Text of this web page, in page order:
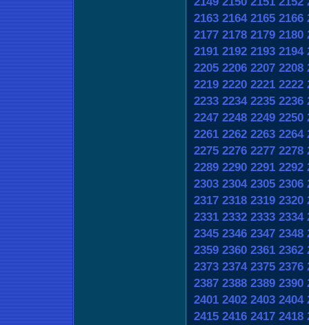
2163 2164 2165 2166
2177 2178 2179 2180
2191 2192 2193 2194
2205 2206 2207 2208
2219 2220 2221 2222
2233 2234 2235 2236
2247 2248 2249 2250
2261 2262 2263 2264
2275 2276 2277 2278
2289 2290 2291 2292
2303 2304 2305 2306
2317 2318 2319 2320
2331 2332 2333 2334
2345 2346 2347 2348
2359 2360 2361 2362
2373 2374 2375 2376
2387 2388 2389 2390
2401 2402 2403 2404
2415 2416 2417 2418